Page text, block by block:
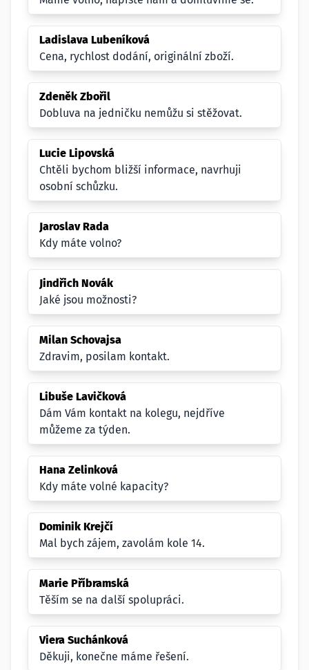
Ladislava Lubeníková
Cena, rychlost dodání, originální zboží.
Zdeněk Zbořil
Dobluva na jedničku nemůžu si stěžovat.
Lucie Lipovská
Chtěli bychom bližší informace, navrhuji
osobní schůzku.
Jaroslav Rada
Kdy máte volno?
Jindřich Novák
Jaké jsou možnosti?
Milan Schovajsa
Zdravim, posilam kontakt.
Libuše Lavičková
Dám Vám kontakt na kolegu, nejdříve
můžeme za týden.
Hana Zelinková
Kdy máte volné kapacity?
Dominik Krejčí
Mal bych zájem, zavolám kole 14.
Marie Příbramská
Těším se na další spolupráci.
Viera Suchánková
Děkuji, konečne máme řešení.